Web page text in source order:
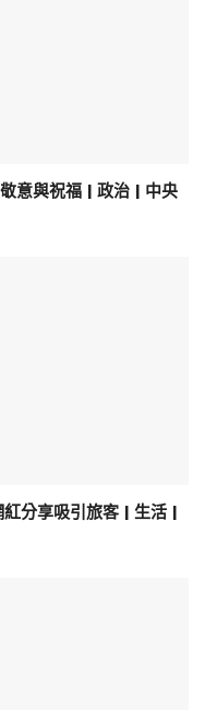
意與祝福 | 政治 | 中央
分享吸引旅客 | 生活 |